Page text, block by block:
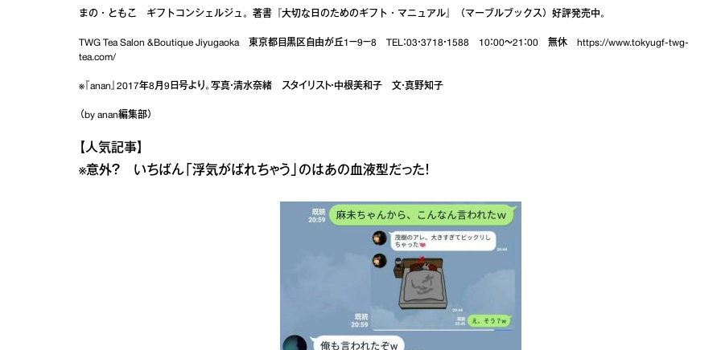
まの・ともこ ギフトコンシェルジュ。著書『大切な日のためのギフト・マニュアル』（マーブルブックス）好評発売中。
TWG Tea Salon &Boutique Jiyugaoka 東京都目黒区自由が丘1－9－8 TEL：03・3718・1588 10：00～21：00 無休 https://www.tokyugf-twg-
tea.com/
※『anan』2017年8月9日号より。写真・清水奈緒 スタイリスト・中根美和子 文・真野知子
（by anan編集部）
【人気記事】
※意外？ いちばん「浮気がばれちゃう」のはあの血液型だった！